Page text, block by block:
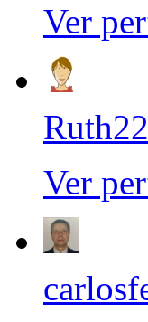
Ver
Ruth22
Ver